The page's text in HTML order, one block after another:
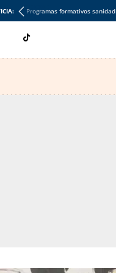
Programas formativos sanidad